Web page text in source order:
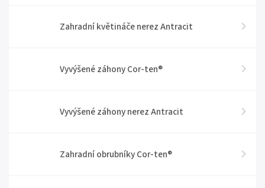
Zahradní květináče nerez Antracit
Vyvýšené záhony Cor-ten®
Vyvýšené záhony nerez Antracit
Zahradní obrubníky Cor-ten®